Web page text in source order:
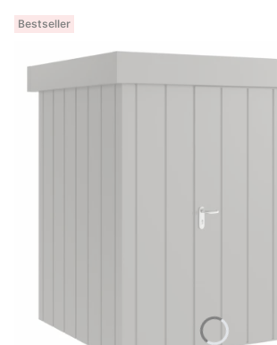
Bestseller